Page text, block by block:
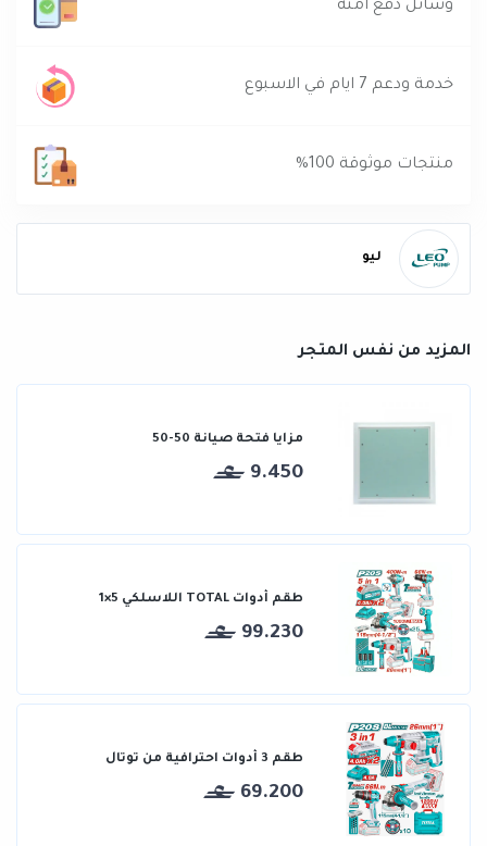
وسائل دفع آمنه
خدمة ودعم 7 ايام في الاسبوع
منتجات موثوقة 100%
ليو
المزيد من نفس المتجر
مزايا فتحة صيانة 50-50
9.450
طقم أدوات TOTAL اللاسلكي 5×1
99.230
طقم 3 أدوات احترافية من توتال
69.200